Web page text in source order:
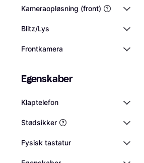
Kameraopløsning (front)
Blitz/Lys
Frontkamera
Egenskaber
Klaptelefon
Stødsikker
Fysisk tastatur